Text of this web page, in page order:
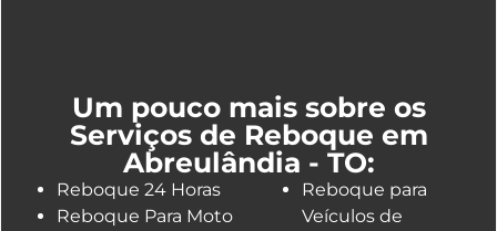
Um pouco mais sobre os
Serviços de Reboque em
Abreulândia - TO:
Reboque 24 Horas
Reboque Para Moto
Reboque para
Veículos de